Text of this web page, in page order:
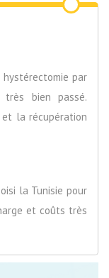
hystérectomie par
bien passé.
et la récupération
la Tunisie pour
et coûts très